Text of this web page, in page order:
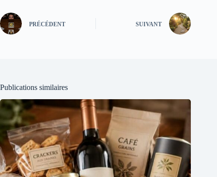
PRÉCÉDENT SUIVANT
Publications similaires